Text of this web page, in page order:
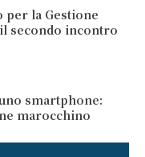
per la Gestione
secondo incontro
smartphone:
marocchino